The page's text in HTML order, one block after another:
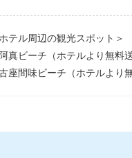
テル周辺の観光スポット＞
阿真ビーチ（ホテルより無料
古座間味ビーチ（ホテルより